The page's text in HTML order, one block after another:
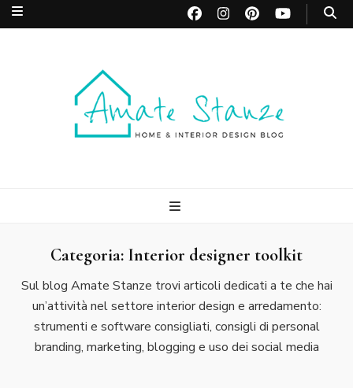
Blog
Categoria: Interior designer toolkit
Sul blog Amate Stanze trovi articoli dedicati a te che hai
un’attività nel settore interior design e arredamento:
strumenti e software consigliati, consigli di personal
branding, marketing, blogging e uso dei social media